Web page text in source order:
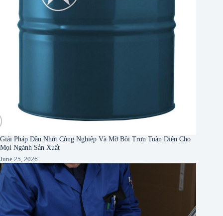
Giải Pháp Dầu Nhớt Công Nghiệp Và Mỡ Bôi Trơn Toàn Diện Cho
Mọi Ngành Sản Xuất
June 25, 2026